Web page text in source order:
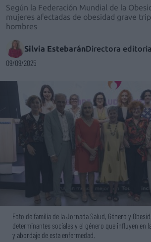
Según la Federación Mundial de la
mujeres afectadas de obesidad grave
hombres
Silvia EstebaránDirectora
09/09/2025
Foto de familia de la Jornada Salud, Género y
determinantes sociales y el género que influyen en
y abordaje de esta enfermedad.